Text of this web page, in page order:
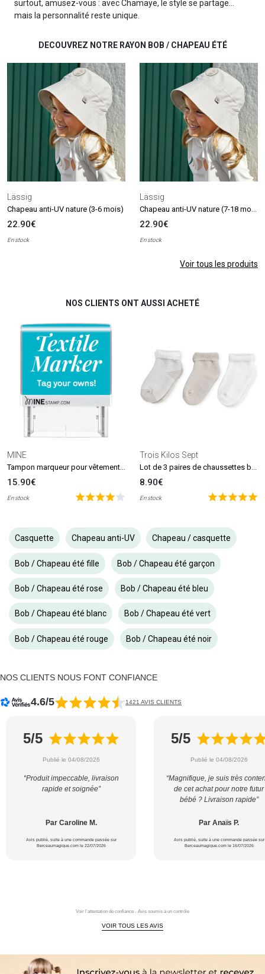
surtout, amusez-vous : avec Chamaye, le style se partage…
mais la personnalité reste unique.
DECOUVREZ NOTRE RAYON BOB / CHAPEAU ÉTÉ
Lässig
Chapeau anti-UV nature (3-6 mois)
22.90€
En stock
Lässig
22.90€
En stock
Voir tous les produits
NOS CLIENTS ONT AUSSI ACHETÉ
MINE
15.90€
En stock
Trois Kilos Sept
8.90€
En stock
Casquette Chapeau anti-UV Chapeau / casquette
Bob / Chapeau été fille Bob / Chapeau été garçon
Bob / Chapeau été rose Bob / Chapeau été bleu
Bob / Chapeau été blanc Bob / Chapeau été vert
Bob / Chapeau été rouge Bob / Chapeau été noir
NOS CLIENTS NOUS FONT CONFIANCE
4.6/5 1421 AVIS CLIENTS
5/5
Publié le 04/08/2026
“Produit impeccable, livraison
rapide et soignée”
Par Caroline M.
Avis publié, suite à une commande passée sur
Berceaumagique.com le 22/07/2026
5/5
Publié le 04/08/2026
“Magnifique, je suis très
de cet achat pour notre futur
bébé ? Livraison rapide”
Par Anaïs P.
Avis publié, suite à une commande passée sur
Berceaumagique.com le 16/07/2026
Voir l'attestation de confiance - Avis soumis à un contrôle
VOIR TOUS LES AVIS